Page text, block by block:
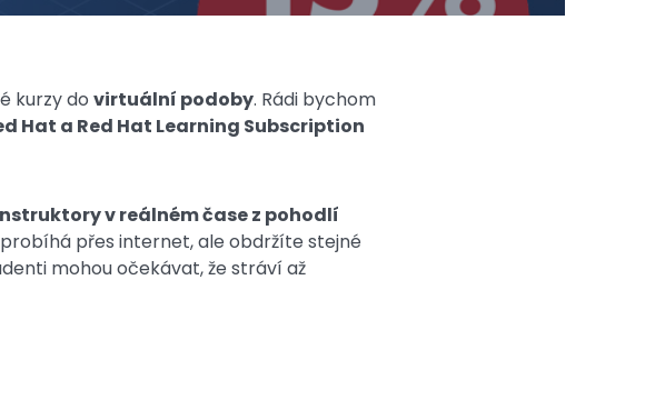
kurzy do virtuální podoby. Rádi bychom
Hat a Red Hat Learning Subscription
v reálném čase z pohodlí
přes internet, ale obdržíte stejné
mohou očekávat, že stráví až